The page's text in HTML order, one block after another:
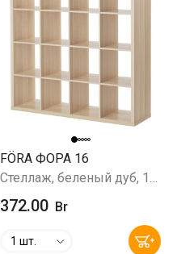
FÖRA ФОРА 16
Стеллаж, беленый дуб, 147x147х38 см
372.00 Br
1 шт.